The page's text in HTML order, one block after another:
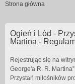
Strona główna
Ogień i Lód -
Martina -
Rejestrując się na
George'a R. R.
Przystań miłośników